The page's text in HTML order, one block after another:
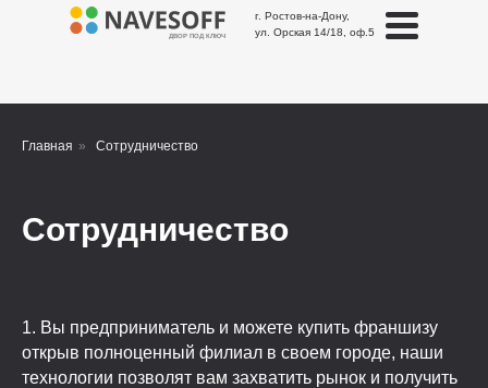
г. Ростов-на-Дону,
ул. Орская 14/18, оф.5
ДВОР ПОД КЛЮЧ
Главная » Сотрудничество
Сотрудничество
1. Вы предприниматель и можете купить франшизу
открыв полноценный филиал в своем городе, наши
технологии позволят вам захватить рынок и получить